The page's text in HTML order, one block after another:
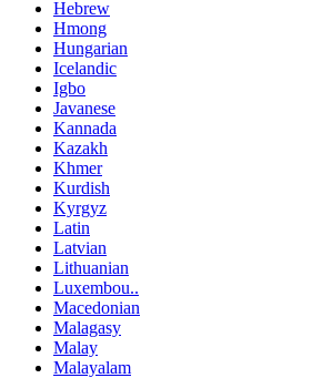
Hebrew
Hmong
Hungarian
Icelandic
Igbo
Javanese
Kannada
Kazakh
Khmer
Kurdish
Kyrgyz
Latin
Latvian
Lithuanian
Luxembou..
Macedonian
Malagasy
Malay
Malayalam